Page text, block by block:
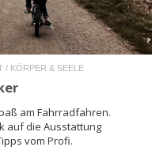
/ KÖRPER & SEELE
am Fahrradfahren.
auf die Ausstattung
vom Profi.